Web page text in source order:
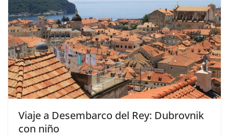
Viaje a Desembarco del Rey: Dubrovnik
con niño